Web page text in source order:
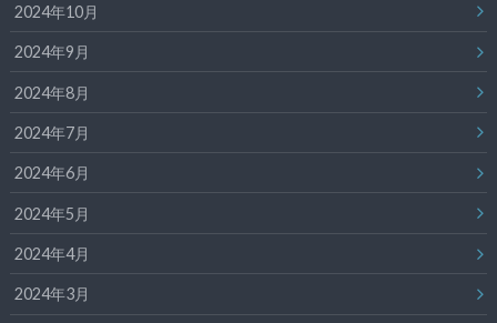
2024年10月
2024年9月
2024年8月
2024年7月
2024年6月
2024年5月
2024年4月
2024年3月